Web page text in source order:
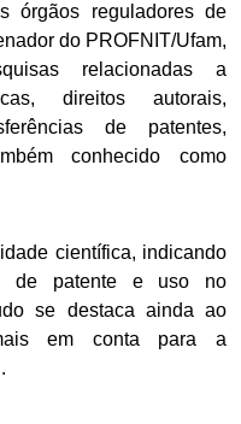
órgãos reguladores de
do PROFNIT/Ufam,
relacionadas a
direitos autorais,
de patentes,
conhecido como
científica, indicando
de patente e uso no
se destaca ainda ao
em conta para a